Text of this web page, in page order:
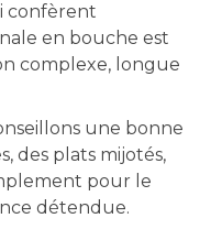
confèrent
en bouche est
complexe, longue
une bonne
des plats mijotés,
pour le
détendue.